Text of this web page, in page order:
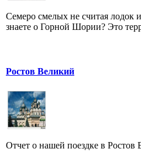
Семеро смелых не считая лодок
знаете о Горной Шории? Это
Ростов Великий
Отчет о нашей поездке в Ростов